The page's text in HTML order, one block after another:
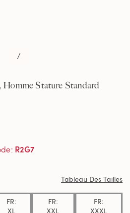
/
Homme Stature Standard
: R2G7
Tableau Des Tailles
FR:
XL
FR:
XXL
FR:
XXXL